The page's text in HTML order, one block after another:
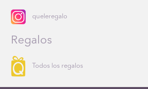
queleregalo
Regalos
Todos los regalos